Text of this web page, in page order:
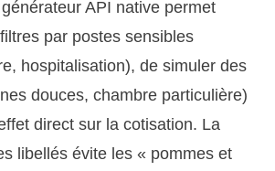
API native permet
par postes sensibles
hospitalisation), de simuler des
douces, chambre particulière)
direct sur la cotisation. La
libellés évite les « pommes et